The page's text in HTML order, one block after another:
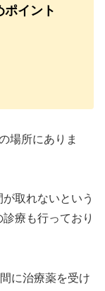
ポイント
場所にありま
取れないという
療も行っており
に治療薬を受け